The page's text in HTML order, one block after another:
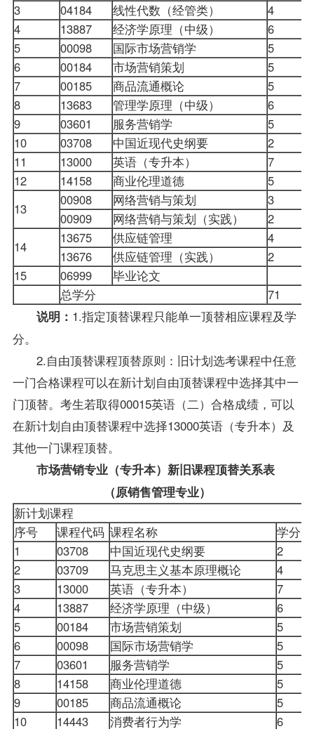
3
04184 线性代数（经管类） 4
4
13887 经济学原理（中级） 6
5
00098 国际市场营销学 5
6
00184 市场营销策划 5
7
00185 商品流通概论 5
8
13683 管理学原理 （中级） 6
9
03601 服务营销学 5
10
03708 中国近现代史纲要
2
11
13000 英语（专升本）
7
12
14158 商业伦理道德
5
13
00908 网络营销与策划
3
00909
网络营销与策划（实践）
2
14
13675 供应链管理
4
13676
供应链管理（实践）
2
15
06999 毕业论文
总学分
71
说明： 1.指定顶替课程只能单一顶替相应课程及学
分。
2.自由顶替课程顶替原则：旧计划选考课程中任意
一门合格课程可以在新计划自由顶替课程中选择其中一
门顶替。考生若取得00015英语（二）合格成绩，可以
在新计划自由顶替课程中选择13000英语（专升本）及
其他一门课程顶替。
市场营销专业（专升本）新旧课程顶替关系表
（原销售管理专业）
新计划课程
序号
课程代码 课程名称
学分
1
03708 中国近现代史纲要
2
2
03709 马克思主义基本原理概论
4
3
13000 英语（专升本）
7
4
13887 经济学原理（中级）
6
5
00184 市场营销策划
5
6
00098 国际市场营销学
5
7
03601 服务营销学
5
8
14158 商业伦理道德
5
9
00185 商品流通概论
5
10
14443 消费者行为学 6